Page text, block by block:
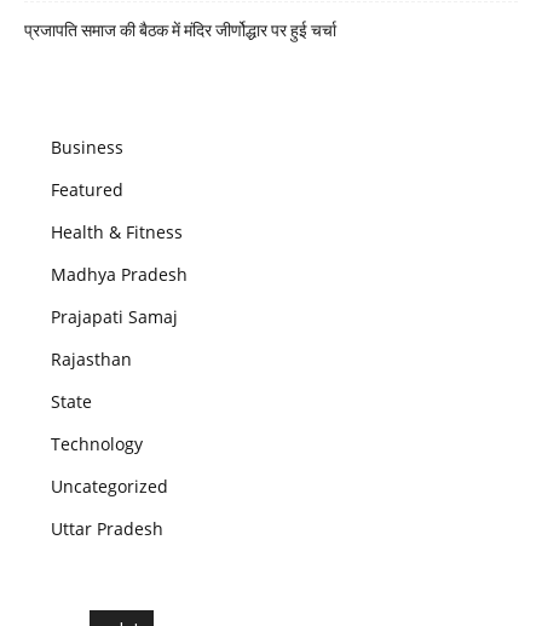
प्रजापति समाज की बैठक में मंदिर जीर्णोद्धार पर हुई चर्चा
Business
Featured
Health & Fitness
Madhya Pradesh
Prajapati Samaj
Rajasthan
State
Technology
Uncategorized
Uttar Pradesh